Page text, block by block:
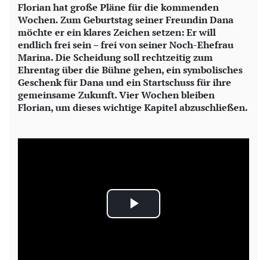
Florian hat große Pläne für die kommenden
Wochen. Zum Geburtstag seiner Freundin Dana
möchte er ein klares Zeichen setzen: Er will
endlich frei sein – frei von seiner Noch-Ehefrau
Marina. Die Scheidung soll rechtzeitig zum
Ehrentag über die Bühne gehen, ein symbolisches
Geschenk für Dana und ein Startschuss für ihre
gemeinsame Zukunft. Vier Wochen bleiben
Florian, um dieses wichtige Kapitel abzuschließen.
P